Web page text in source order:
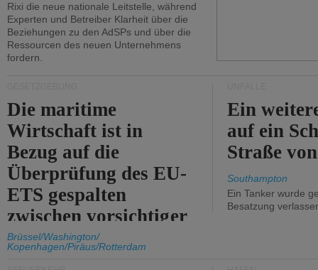
Rixi die neue nationale Leitstelle, während
Experten und Betreiber Klarheit über die
Beziehungen zu den AdSPs und über die
Ressourcen des neuen Unternehmens
fordern.
Die maritime
Wirtschaft ist in
Bezug auf die
Überprüfung des EU-
ETS gespalten
zwischen vorsichtiger
Unterstützung und
Kritik.
Brüssel/Washington/
Kopenhagen/Piräus/Rotterdam
Ein
auf ein
Straße
Southampton
Ein Tanker wurde
Besatzung